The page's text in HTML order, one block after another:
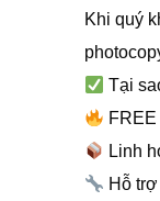
Khi quý
Tại
Linh
Hỗ